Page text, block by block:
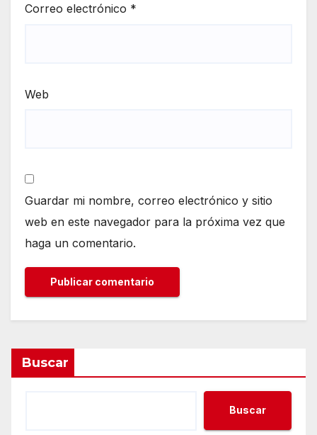
Correo electrónico *
Web
Guardar mi nombre, correo electrónico y sitio
web en este navegador para la próxima vez que
haga un comentario.
Buscar
Buscar